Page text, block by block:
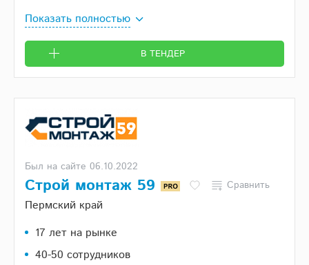
Показать полностью
В ТЕНДЕР
Был на сайте 06.10.2022
Строй монтаж 59 Сравнить
Пермский край
17 лет на рынке
40-50 сотрудников